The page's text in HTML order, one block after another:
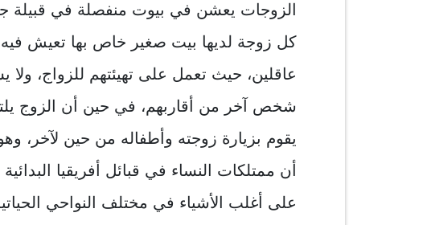
الزوجات يعشن في بيوت منفصلة في قبيلة
كل زوجة لديها بيت صغير خاص بها تعيش فيه
عاقلين، حيث تعمل على تهيئتهم للزواج،
شخص آخر من أقاربهم، في حين أن الزوج
يقوم بزيارة زوجته وأطفاله من حين لآخر،
أن ممتلكات النساء في قبائل أفريقيا
على أغلب الأشياء في مختلف النواحي